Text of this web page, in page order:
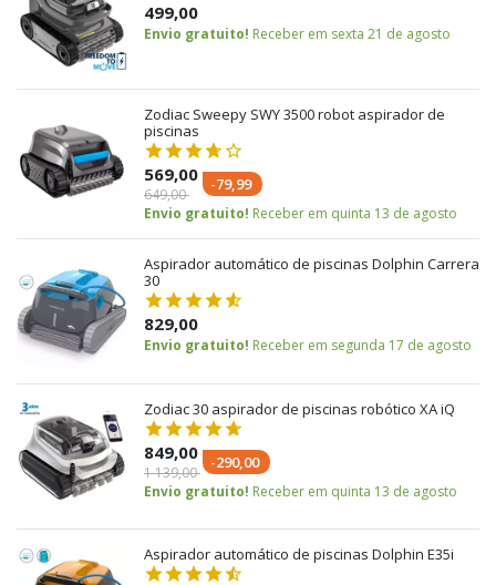
499,00
Envio gratuito! Receber em sexta 21 de agosto
Zodiac Sweepy SWY 3500 robot aspirador de
piscinas
569,00
649,00
-79,99
Envio gratuito! Receber em quinta 13 de agosto
Aspirador automático de piscinas Dolphin Carrera
30
829,00
Envio gratuito! Receber em segunda 17 de agosto
Zodiac 30 aspirador de piscinas robótico XA iQ
849,00
1 139,00
-290,00
Envio gratuito! Receber em quinta 13 de agosto
Aspirador automático de piscinas Dolphin E35i